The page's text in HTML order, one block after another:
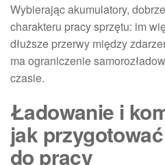
Wybierając akumulatory,
charakteru pracy sprzętu: im
dłuższe przerwy między
ma ograniczenie
czasie.
Ładowanie i
jak
do pracy